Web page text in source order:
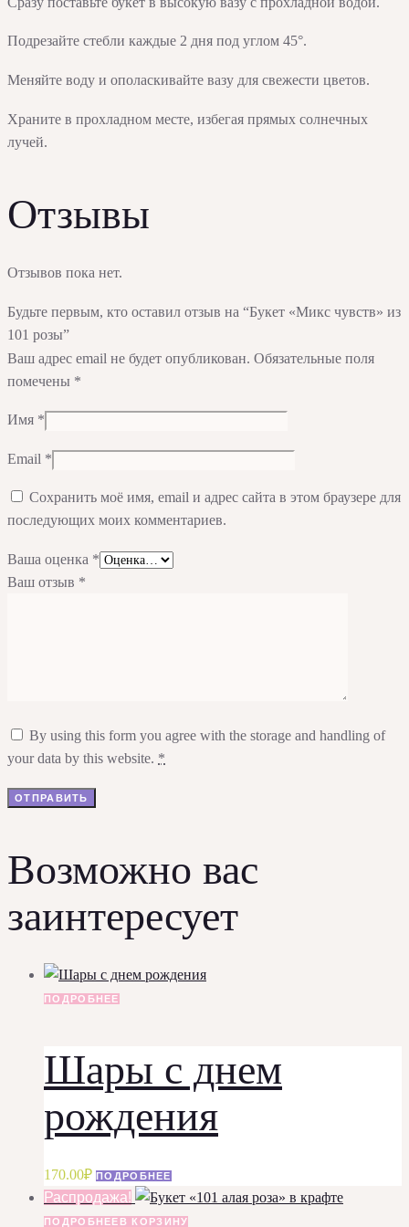
Подрезайте стебли каждые 2 дня под углом 45°.
Меняйте воду и ополаскивайте вазу для свежести цветов.
Храните в прохладном месте, избегая прямых солнечных
лучей.
Отзывы
Отзывов пока нет.
Будьте первым, кто оставил отзыв на “Букет «Микс чувств» из
101 розы”
Ваш адрес email не будет опубликован. Обязательные поля
помечены *
Имя *
Email *
Сохранить моё имя, email и адрес сайта в этом браузере для
последующих моих комментариев.
Ваша оценка *
Ваш отзыв *
By using this form you agree with the storage and handling of
your data by this website. *
Возможно вас
заинтересует
ПОДРОБНЕЕ
Шары с днем
рождения
170.00₽ ПОДРОБНЕЕ
Распродажа!
ПОДРОБНЕЕ В КОРЗИНУ